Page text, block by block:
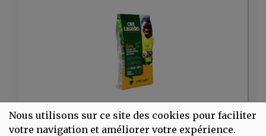
Nous utilisons sur ce site des cookies pour faciliter
votre navigation et améliorer votre expérience.
Kivu grains 250g Café liégeois
7.59€/pc